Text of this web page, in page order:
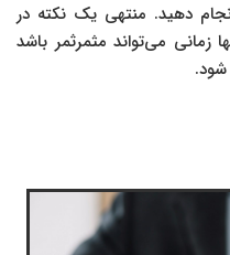
انجام دهید. منتهی یک نکته در
زمانی می‌تواند مثمرثمر باشد
شود.